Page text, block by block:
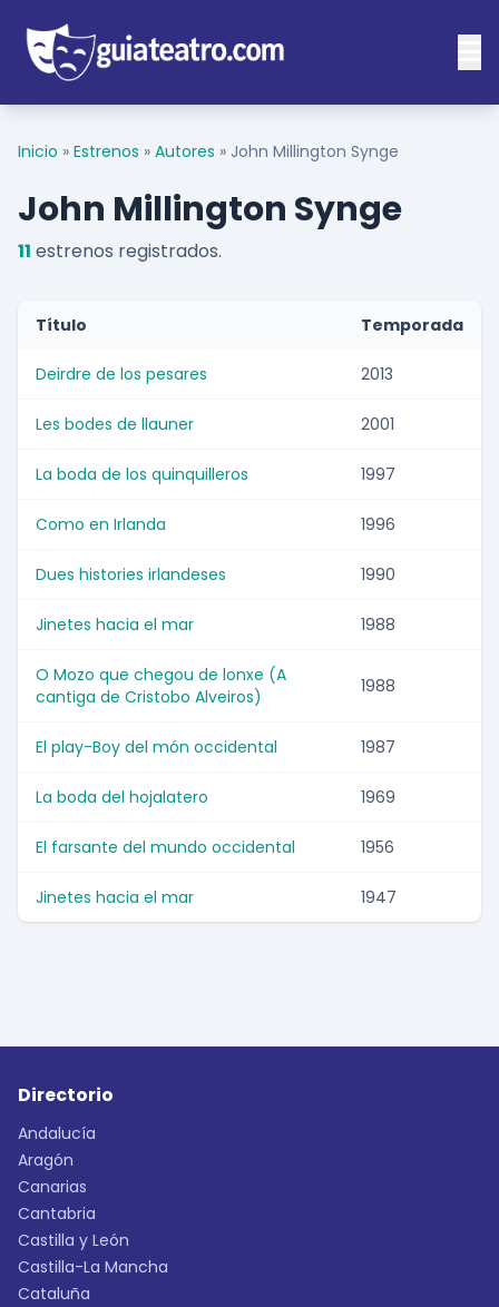
Inicio » Estrenos » Autores » John Millington Synge
John Millington Synge
11 estrenos registrados.
Título Temporada
Deirdre de los pesares 2013
Les bodes de llauner 2001
La boda de los quinquilleros 1997
Como en Irlanda 1996
Dues histories irlandeses 1990
Jinetes hacia el mar 1988
O Mozo que chegou de lonxe (A
cantiga de Cristobo Alveiros)
1988
El play-Boy del món occidental 1987
La boda del hojalatero 1969
El farsante del mundo occidental 1956
Jinetes hacia el mar 1947
Directorio
Andalucía
Aragón
Canarias
Cantabria
Castilla y León
Castilla-La Mancha
Cataluña